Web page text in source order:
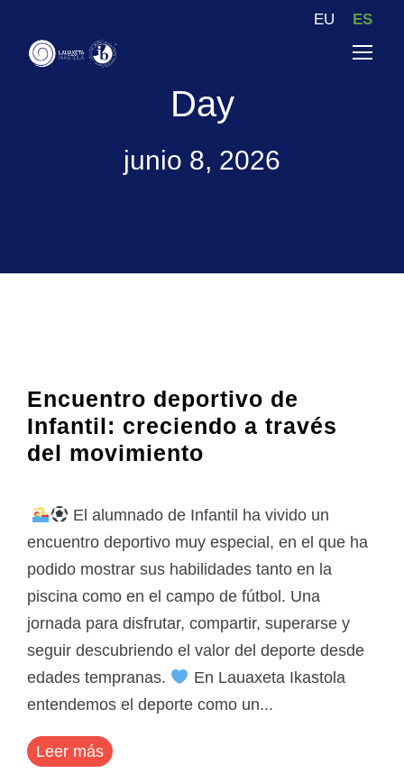
EU ES
Day
junio 8, 2026
Encuentro deportivo de
Infantil: creciendo a través
del movimiento
El alumnado de Infantil ha vivido un
encuentro deportivo muy especial, en el que ha
podido mostrar sus habilidades tanto en la
piscina como en el campo de fútbol. Una
jornada para disfrutar, compartir, superarse y
seguir descubriendo el valor del deporte desde
edades tempranas.
En Lauaxeta Ikastola
entendemos el deporte como un...
Leer más